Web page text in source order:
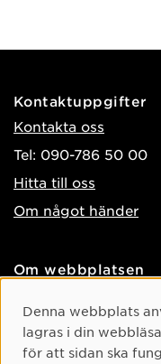
Kontaktuppgifter
Kontakta oss
Tel: 090-786 50 00
Hitta till oss
Om något händer
Om webbplatsen
Behandling av
personuppgifter
Cookie-
Denna webbplats
lagras i din
för att sidan ska